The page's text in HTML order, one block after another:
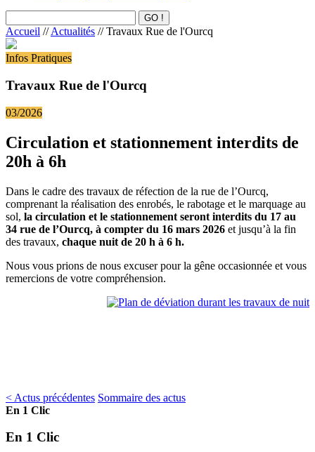
Accueil //Actualités // Travaux Rue de l'Ourcq
Infos Pratiques
Travaux Rue de l'Ourcq
03/2026
Circulation et stationnement interdits de
20h à 6h
Dans le cadre des travaux de réfection de la rue de l’Ourcq,
comprenant la réalisation des enrobés, le rabotage et le marquage au
sol, la circulation et le stationnement seront interdits du 17 au
34 rue de l’Ourcq, à compter du 16 mars 2026 et jusqu’à la fin
des travaux, chaque nuit de 20 h à 6 h.
Nous vous prions de nous excuser pour la gêne occasionnée et vous
remercions de votre compréhension.
< Actus précédentes Sommaire des actus
En 1 Clic
En 1 Clic